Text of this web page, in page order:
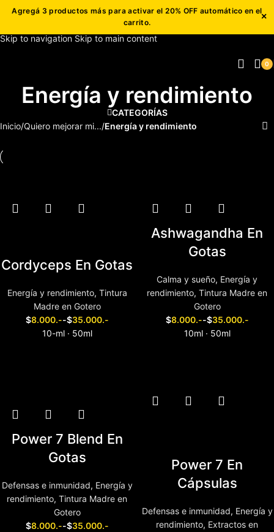
Agregá 3 productos más para activar el 20% OFF automático en el
carrito.
×
Skip to navigation Skip to main content
0
Energía y rendimiento
CATEGORÍAS
Inicio/Quiero mejorar mi.../Energía y rendimiento
Cordyceps En Gotas
Energía y rendimiento, Tintura
Madre en Gotero
$8.000.--$35.000.-
10-ml · 50ml
Ashwagandha En
Gotas
Calma y sueño, Energía y
rendimiento, Tintura Madre en
Gotero
$8.000.--$35.000.-
10ml · 50ml
Power 7 Blend En
Gotas
Defensas e inmunidad, Energía y
rendimiento, Tintura Madre en
Gotero
$8.000.--$35.000.-
Power 7 En
Cápsulas
Defensas e inmunidad, Energía y
rendimiento, Extractos en